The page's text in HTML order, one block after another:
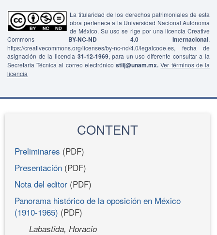
La titularidad de los derechos patrimoniales de esta
obra pertenece a la Universidad Nacional Autónoma
de México. Su uso se rige por una licencia Creative
Commons BY-NC-ND 4.0 Internacional,
https://creativecommons.org/licenses/by-nc-nd/4.0/legalcode.es, fecha de
asignación de la licencia 31-12-1969, para un uso diferente consultar a la
Secretaria Técnica al correo electrónicostiij@unam.mx. Ver términos de la
licencia
CONTENT
Preliminares (PDF)
Presentación (PDF)
Nota del editor (PDF)
Panorama histórico de la oposición en México
(1910-1965) (PDF)
Labastida, Horacio